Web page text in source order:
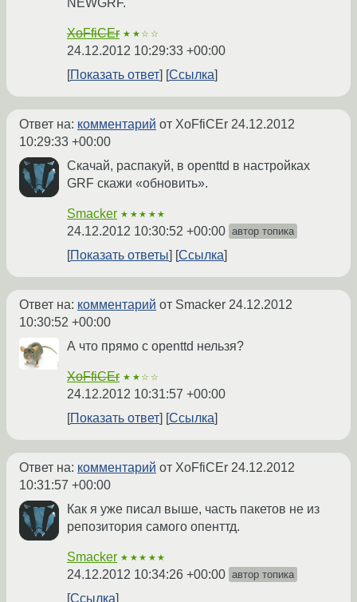
NEWGRF.
XoFfiCEr ★★☆☆
24.12.2012 10:29:33 +00:00
Показать ответ
Ссылка
Ответ на: комментарий от XoFfiCEr 24.12.2012
10:29:33 +00:00
Скачай, распакуй, в openttd в настройках
GRF скажи «обновить».
Smacker ★★★★★
24.12.2012 10:30:52 +00:00 автор топика
Показать ответы Ссылка
Ответ на: комментарий от Smacker 24.12.2012
10:30:52 +00:00
А что прямо с openttd нельзя?
XoFfiCEr ★★☆☆
24.12.2012 10:31:57 +00:00
Показать ответ
Ссылка
Ответ на: комментарий от XoFfiCEr 24.12.2012
10:31:57 +00:00
Как я уже писал выше, часть пакетов не из
репозитория самого опенттд.
Smacker ★★★★★
24.12.2012 10:34:26 +00:00 автор топика
Ссылка